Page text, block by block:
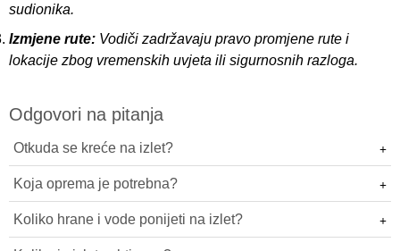
sudionika.
Izmjene rute: Vodiči zadržavaju pravo promjene rute i
lokacije zbog vremenskih uvjeta ili sigurnosnih razloga.
Odgovori na pitanja
Otkuda se kreće na izlet?
Koja oprema je potrebna?
Koliko hrane i vode ponijeti na izlet?